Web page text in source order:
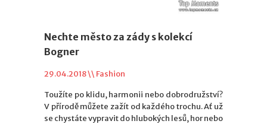
Nechte město za zády s kolekcí
Bogner
29.04.2018 \\ Fashion
Toužíte po klidu, harmonii nebo dobrodružství?
V přírodě můžete zažít od každého trochu. Ať už
se chystáte vypravit do hlubokých lesů, hor nebo